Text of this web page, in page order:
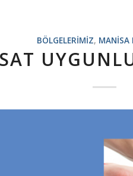
BÖLGELERIMIZ, MANISA